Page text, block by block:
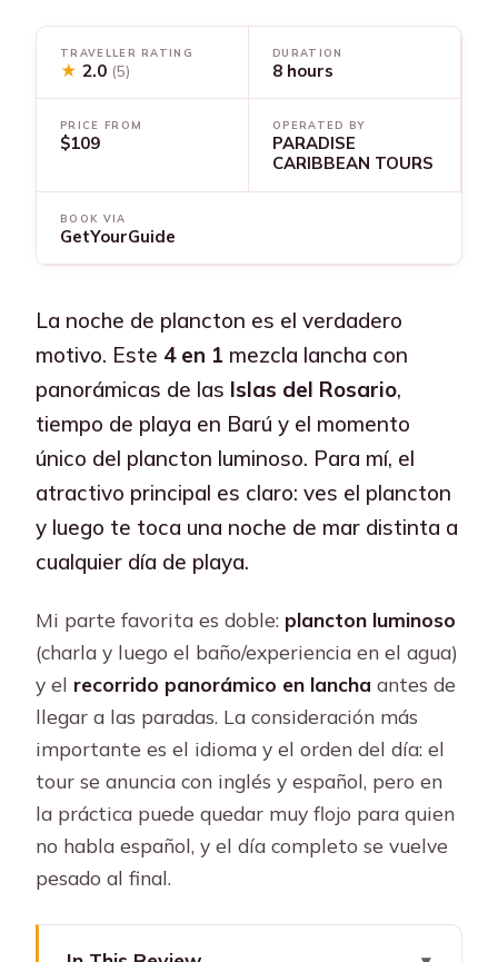
TRAVELLER RATING
★ 2.0 (5)
DURATION
8 hours
PRICE FROM
$109
OPERATED BY
PARADISE
CARIBBEAN TOURS
BOOK VIA
GetYourGuide
La noche de plancton es el verdadero
motivo. Este 4 en 1 mezcla lancha con
panorámicas de las Islas del Rosario,
tiempo de playa en Barú y el momento
único del plancton luminoso. Para mí, el
atractivo principal es claro: ves el plancton
y luego te toca una noche de mar distinta a
cualquier día de playa.
Mi parte favorita es doble: plancton luminoso
(charla y luego el baño/experiencia en el agua)
y el recorrido panorámico en lancha antes de
llegar a las paradas. La consideración más
importante es el idioma y el orden del día: el
tour se anuncia con inglés y español, pero en
la práctica puede quedar muy flojo para quien
no habla español, y el día completo se vuelve
pesado al final.